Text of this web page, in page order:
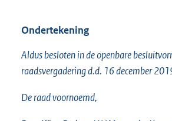
Ondertekening
Aldus besloten in de openbare
raadsvergadering d.d. 16 december
De raad voornoemd,